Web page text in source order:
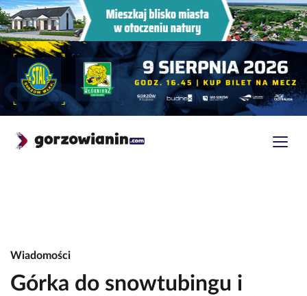
Wiadomości
Górka do snowtubingu i